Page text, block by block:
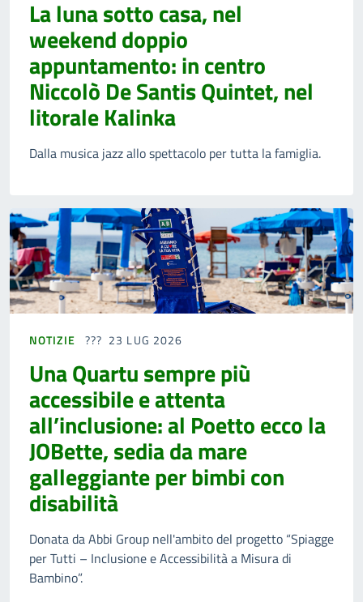
La luna sotto casa, nel
weekend doppio
appuntamento: in centro
Niccolò De Santis Quintet, nel
litorale Kalinka
Dalla musica jazz allo spettacolo per tutta la famiglia.
NOTIZIE 23 LUG 2026
Una Quartu sempre più
accessibile e attenta
all’inclusione: al Poetto ecco la
JOBette, sedia da mare
galleggiante per bimbi con
disabilità
Donata da Abbi Group nell'ambito del progetto “Spiagge
per Tutti – Inclusione e Accessibilità a Misura di
Bambino”.